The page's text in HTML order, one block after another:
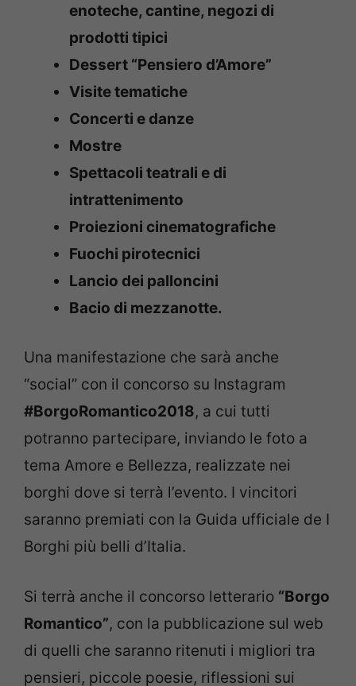
enoteche, cantine, negozi di
prodotti tipici
Dessert “Pensiero d’Amore”
Visite tematiche
Concerti e danze
Mostre
Spettacoli teatrali e di
intrattenimento
Proiezioni cinematografiche
Fuochi pirotecnici
Lancio dei palloncini
Bacio di mezzanotte.
Una manifestazione che sarà anche
“social” con il concorso su Instagram
#BorgoRomantico2018, a cui tutti
potranno partecipare, inviando le foto a
tema Amore e Bellezza, realizzate nei
borghi dove si terrà l’evento. I vincitori
saranno premiati con la Guida ufficiale de I
Borghi più belli d’Italia.
Si terrà anche il concorso letterario “Borgo
Romantico”, con la pubblicazione sul web
di quelli che saranno ritenuti i migliori tra
pensieri, piccole poesie, riflessioni sui